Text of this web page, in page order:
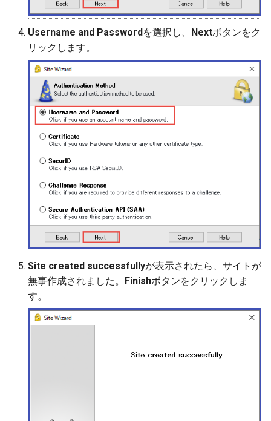
Username and Passwordを選択し、 Nextボタンをク
リックします。
Site created successfullyが表示されたら、サイトが
無事作成されました。 Finishボタンをクリックしま
す。